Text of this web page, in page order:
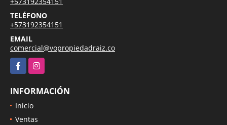
TELÉFONO
+573192354151
EMAIL
comercial@vopropiedadraiz.co
FacebookInstagram
INFORMACIÓN
Inicio
Ventas